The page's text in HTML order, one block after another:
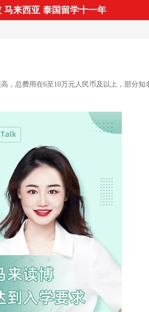
马来西亚 泰国留学十一年
，总费用在6至10万元人民币及以上，部分